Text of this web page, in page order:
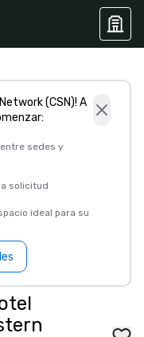
(CSN)! A
sedes y
solicitud
ideal para su